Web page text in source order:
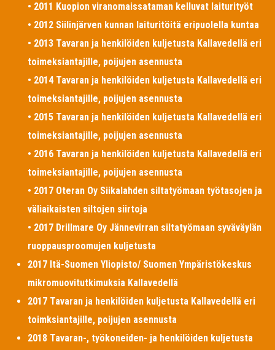
• 2011 Kuopion viranomaissataman kelluvat laiturityöt
• 2012 Siilinjärven kunnan laituritöitä eripuolella kuntaa
• 2013 Tavaran ja henkilöiden kuljetusta Kallavedellä eri
toimeksiantajille, poijujen asennusta
• 2014 Tavaran ja henkilöiden kuljetusta Kallavedellä eri
toimeksiantajille, poijujen asennusta
• 2015 Tavaran ja henkilöiden kuljetusta Kallavedellä eri
toimeksiantajille, poijujen asennusta
• 2016 Tavaran ja henkilöiden kuljetusta Kallavedellä eri
toimeksiantajille, poijujen asennusta
• 2017 Oteran Oy Siikalahden siltatyömaan työtasojen ja
väliaikaisten siltojen siirtoja
• 2017 Drillmare Oy Jännevirran siltatyömaan syväväylän
ruoppausproomujen kuljetusta
2017 Itä-Suomen Yliopisto/ Suomen Ympäristökeskus
mikromuovitutkimuksia Kallavedellä
2017 Tavaran ja henkilöiden kuljetusta Kallavedellä eri
toimksiantajille, poijujen asennusta
2018 Tavaran-, työkoneiden- ja henkilöiden kuljetusta